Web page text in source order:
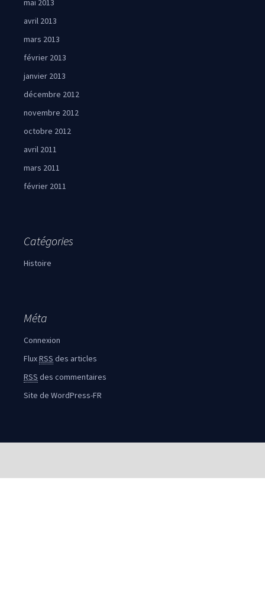
mai 2013
avril 2013
mars 2013
février 2013
janvier 2013
décembre 2012
novembre 2012
octobre 2012
avril 2011
mars 2011
février 2011
Catégories
Histoire
Méta
Connexion
FluxRSS des articles
RSS des commentaires
Site de WordPress-FR